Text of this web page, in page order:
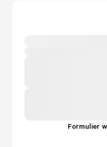
Formulier